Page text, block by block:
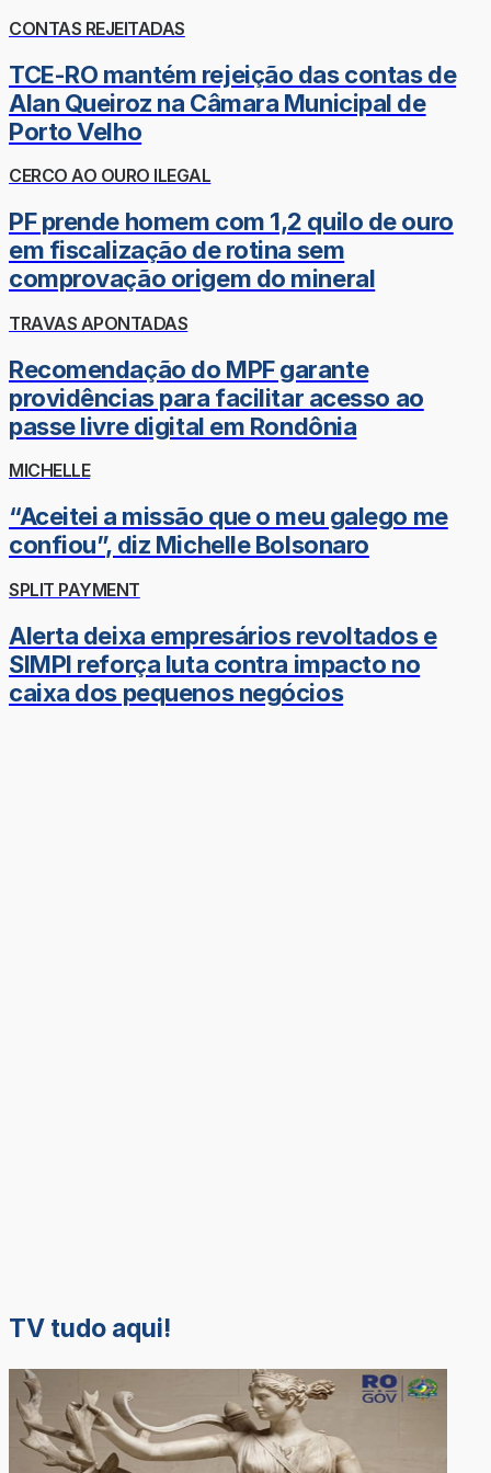
CONTAS REJEITADAS
TCE-RO mantém rejeição das contas de
Alan Queiroz na Câmara Municipal de
Porto Velho
CERCO AO OURO ILEGAL
PF prende homem com 1,2 quilo de ouro
em fiscalização de rotina sem
comprovação origem do mineral
TRAVAS APONTADAS
Recomendação do MPF garante
providências para facilitar acesso ao
passe livre digital em Rondônia
MICHELLE
“Aceitei a missão que o meu galego me
confiou”, diz Michelle Bolsonaro
SPLIT PAYMENT
Alerta deixa empresários revoltados e
SIMPI reforça luta contra impacto no
caixa dos pequenos negócios
TV tudo aqui!